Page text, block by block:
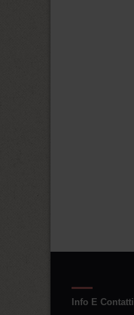
Info E Contatti